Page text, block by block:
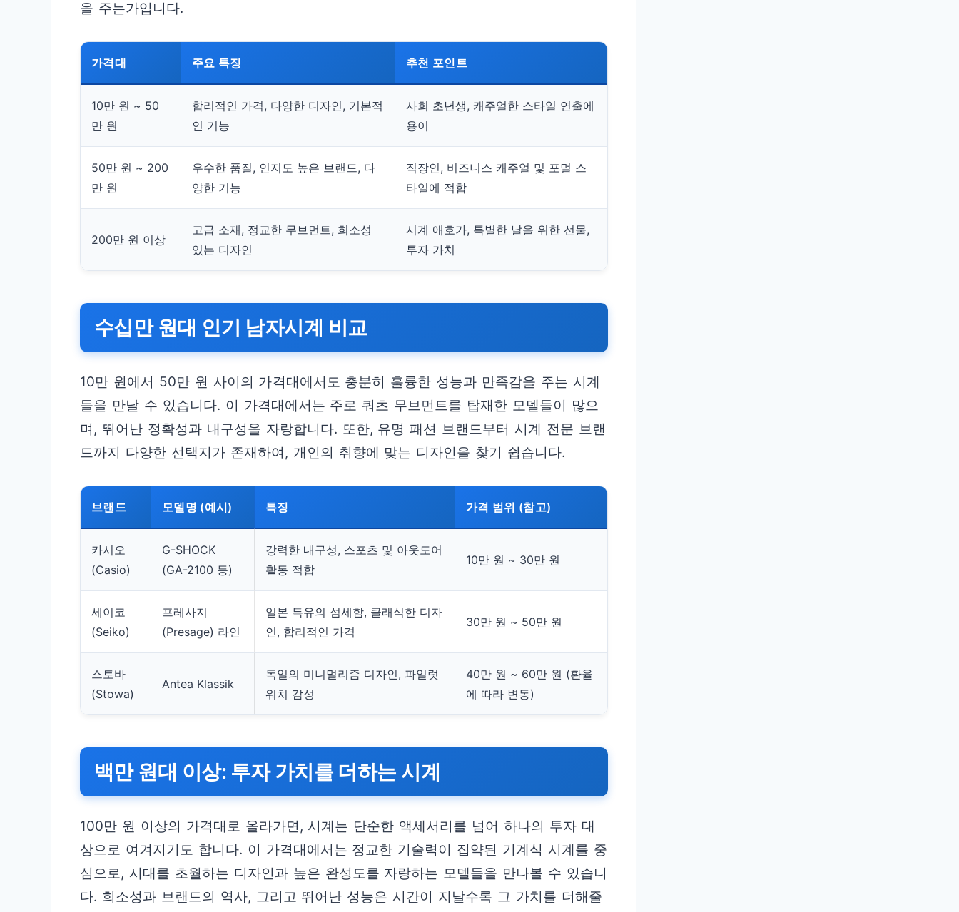
을 주는가입니다.
가격대 주요 특징 추천 포인트
10만 원 ~ 50
만 원
합리적인 가격, 다양한 디자인, 기본적
인 기능
사회 초년생, 캐주얼한 스타일 연출에
용이
50만 원 ~ 200
만 원
우수한 품질, 인지도 높은 브랜드, 다
양한 기능
직장인, 비즈니스 캐주얼 및 포멀 스
타일에 적합
200만 원 이상
고급 소재, 정교한 무브먼트, 희소성
있는 디자인
시계 애호가, 특별한 날을 위한 선물,
투자 가치
수십만 원대 인기 남자시계 비교
10만 원에서 50만 원 사이의 가격대에서도 충분히 훌륭한 성능과 만족감을 주는 시계
들을 만날 수 있습니다. 이 가격대에서는 주로 쿼츠 무브먼트를 탑재한 모델들이 많으
며, 뛰어난 정확성과 내구성을 자랑합니다. 또한, 유명 패션 브랜드부터 시계 전문 브랜
드까지 다양한 선택지가 존재하여, 개인의 취향에 맞는 디자인을 찾기 쉽습니다.
브랜드 모델명 (예시) 특징 가격 범위 (참고)
카시오
(Casio)
G-SHOCK
(GA-2100 등)
강력한 내구성, 스포츠 및 아웃도어
활동 적합
10만 원 ~ 30만 원
세이코
(Seiko)
프레사지
(Presage) 라인
일본 특유의 섬세함, 클래식한 디자
인, 합리적인 가격
30만 원 ~ 50만 원
스토바
(Stowa)
Antea Klassik
독일의 미니멀리즘 디자인, 파일럿
워치 감성
40만 원 ~ 60만 원 (환율
에 따라 변동)
백만 원대 이상: 투자 가치를 더하는 시계
100만 원 이상의 가격대로 올라가면, 시계는 단순한 액세서리를 넘어 하나의 투자 대
상으로 여겨지기도 합니다. 이 가격대에서는 정교한 기술력이 집약된 기계식 시계를 중
심으로, 시대를 초월하는 디자인과 높은 완성도를 자랑하는 모델들을 만나볼 수 있습니
다. 희소성과 브랜드의 역사, 그리고 뛰어난 성능은 시간이 지날수록 그 가치를 더해줄